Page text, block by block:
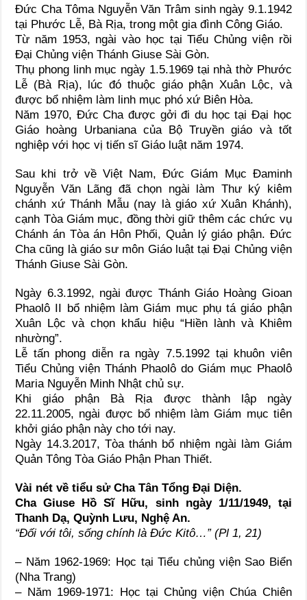
Đức Cha Tôma Nguyễn Văn Trâm sinh ngày 9.1.1942
tại Phước Lễ, Bà Rịa, trong một gia đình Công Giáo.
Từ năm 1953, ngài vào học tại Tiểu Chủng viện rồi
Đại Chủng viện Thánh Giuse Sài Gòn.
Thụ phong linh mục ngày 1.5.1969 tại nhà thờ Phước
Lễ (Bà Rịa), lúc đó thuộc giáo phận Xuân Lộc, và
được bổ nhiệm làm linh mục phó xứ Biên Hòa.
Năm 1970, Đức Cha được gởi đi du học tại Đại học
Giáo hoàng Urbaniana của Bộ Truyền giáo và tốt
nghiệp với học vị tiến sĩ Giáo luật năm 1974.
Sau khi trở về Việt Nam, Đức Giám Mục Đaminh
Nguyễn Văn Lãng đã chọn ngài làm Thư ký kiêm
chánh xứ Thánh Mẫu (nay là giáo xứ Xuân Khánh),
cạnh Tòa Giám mục, đồng thời giữ thêm các chức vụ
Chánh án Tòa án Hôn Phối, Quản lý giáo phận. Đức
Cha cũng là giáo sư môn Giáo luật tại Đại Chủng viện
Thánh Giuse Sài Gòn.
Ngày 6.3.1992, ngài được Thánh Giáo Hoàng Gioan
Phaolô II bổ nhiệm làm Giám mục phụ tá giáo phận
Xuân Lộc và chọn khẩu hiệu “Hiền lành và Khiêm
nhường”.
Lễ tấn phong diễn ra ngày 7.5.1992 tại khuôn viên
Tiểu Chủng viện Thánh Phaolô do Giám mục Phaolô
Maria Nguyễn Minh Nhật chủ sự.
Khi giáo phận Bà Rịa được thành lập ngày
22.11.2005, ngài được bổ nhiệm làm Giám mục tiên
khởi giáo phận này cho tới nay.
Ngày 14.3.2017, Tòa thánh bổ nhiệm ngài làm Giám
Quản Tông Tòa Giáo Phận Phan Thiết.
Vài nét về tiểu sử Cha Tân Tổng Đại Diện.
Cha Giuse Hồ Sĩ Hữu, sinh ngày 1/11/1949, tại
Thanh Dạ, Quỳnh Lưu, Nghệ An.
“Đối với tôi, sống chính là Đức Kitô…” (Pl 1, 21)
– Năm 1962-1969: Học tại Tiểu chủng viện Sao Biển
(Nha Trang)
– Năm 1969-1971: Học tại Chủng viện Chúa Chiên